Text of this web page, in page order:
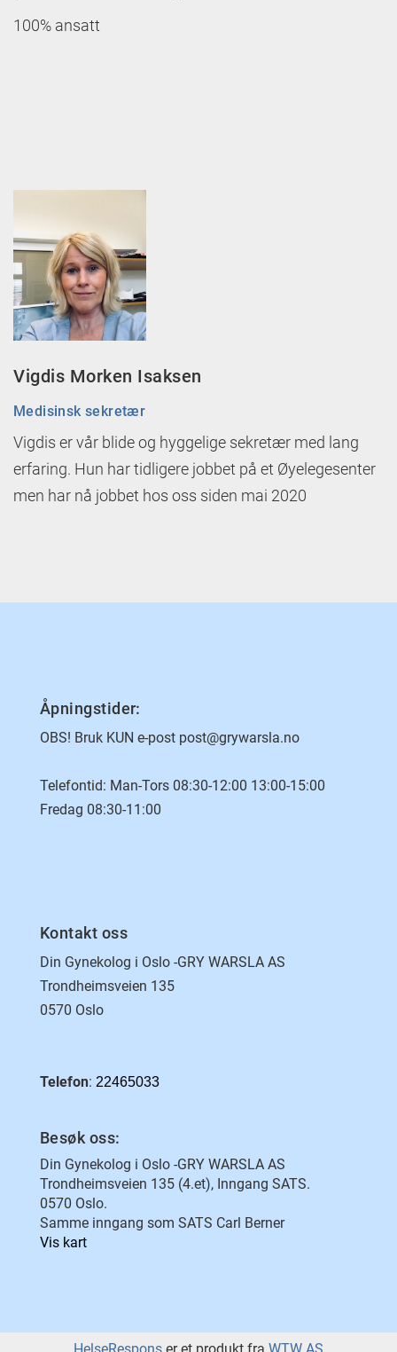
100% ansatt
Vigdis Morken Isaksen
Medisinsk sekretær
Vigdis er vår blide og hyggelige sekretær med lang
erfaring. Hun har tidligere jobbet på et Øyelegesenter
men har nå jobbet hos oss siden mai 2020
Åpningstider:
OBS! Bruk KUN e-post post@grywarsla.no
Telefontid: Man-Tors 08:30-12:00 13:00-15:00
Fredag 08:30-11:00
Kontakt oss
Din Gynekolog i Oslo -GRY WARSLA AS
Trondheimsveien 135
0570 Oslo
Telefon: 22465033
Besøk oss:
Din Gynekolog i Oslo -GRY WARSLA AS
Trondheimsveien 135 (4.et), Inngang SATS.
0570 Oslo.
Samme inngang som SATS Carl Berner
Vis kart